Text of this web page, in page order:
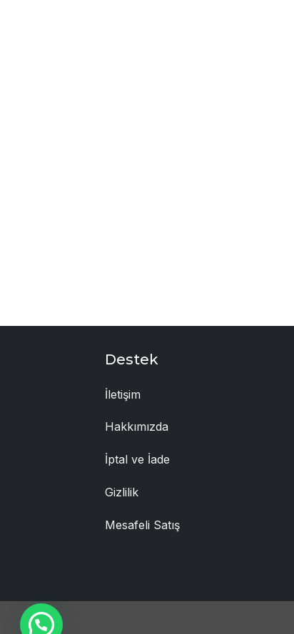
Destek
İletişim
Hakkımızda
İptal ve İade
Gizlilik
Mesafeli Satış